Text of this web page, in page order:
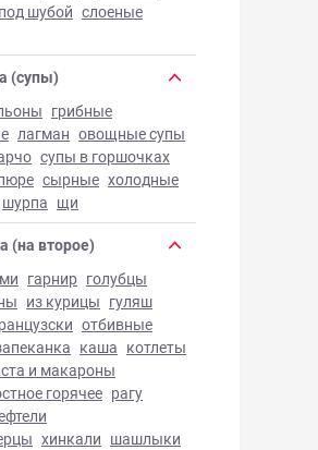
шубой слоеные
(супы)
грибные
лагман овощные супы
супы в горшочках
сырные холодные
шурпа щи
(на второе)
гарнир голубцы
из курицы гуляш
отбивные
каша котлеты
и макароны
горячее рагу
хинкали шашлыки